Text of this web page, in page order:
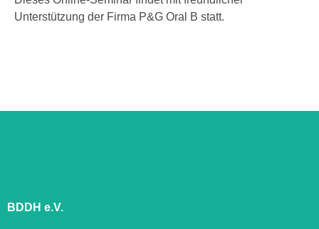
Unterstützung der Firma P&G Oral B statt.
BDDH e.V.